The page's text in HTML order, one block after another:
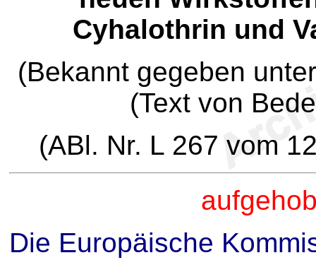
Cyhalothrin und
(Bekannt gegeben
(Text von
(ABl. Nr. L 267 vom
Die Europäische